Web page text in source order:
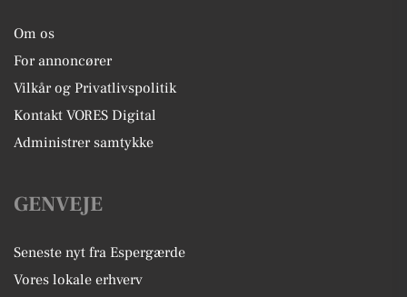
Om os
For annoncører
Vilkår og Privatlivspolitik
Kontakt VORES Digital
Administrer samtykke
GENVEJE
Seneste nyt fra Espergærde
Vores lokale erhverv